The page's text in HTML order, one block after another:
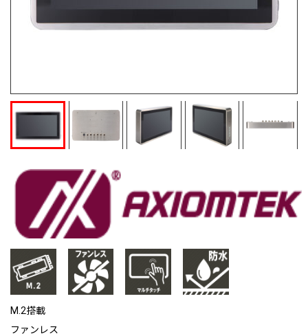
M.2搭載
ファンレス